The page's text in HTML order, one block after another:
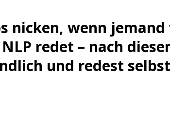
nicken, wenn jemand
redet – nach
und redest